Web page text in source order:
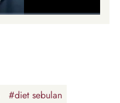
#diet sebulan